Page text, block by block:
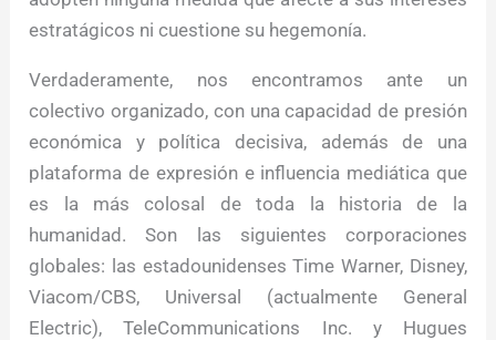
estratágicos ni cuestione su hegemonía.
Verdaderamente, nos encontramos ante un
colectivo organizado, con una capacidad de presión
económica y política decisiva, además de una
plataforma de expresión e influencia mediática que
es la más colosal de toda la historia de la
humanidad. Son las siguientes corporaciones
globales: las estadounidenses Time Warner, Disney,
Viacom/CBS, Universal (actualmente General
Electric), TeleCommunications Inc. y Hugues